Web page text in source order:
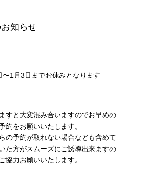
知らせ
〜1月3日までお休みとなります
すと大変混み合いますのでお早めの
約をお願いいたします。
の予約が取れない場合なども含めて
た方がスムーズにご誘導出来ますの
協力お願いいたします。